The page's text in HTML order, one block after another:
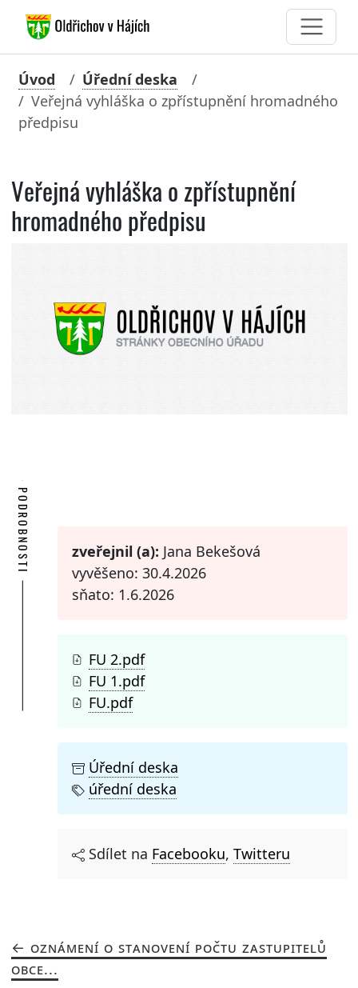
Úvod
Úřední deska
Veřejná vyhláška o zpřístupnění hromadného
předpisu
Veřejná vyhláška o zpřístupnění
hromadného předpisu
PODROBNOSTI zveřejnil (a): Jana Bekešová
vyvěšeno: 30.4.2026
sňato: 1.6.2026
FU 2.pdf
FU 1.pdf
FU.pdf
Úřední deska
úřední deska
Sdílet na Facebooku, Twitteru
OZNÁMENÍ O STANOVENÍ POČTU ZASTUPITELŮ
OBCE...